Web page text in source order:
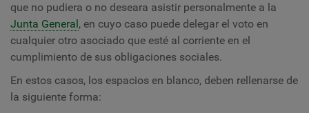
que no pudiera o no deseara asistir personalmente a la
Junta General, en cuyo caso puede delegar el voto en
cualquier otro asociado que esté al corriente en el
cumplimiento de sus obligaciones sociales.
En estos casos, los espacios en blanco, deben rellenarse de
la siguiente forma: